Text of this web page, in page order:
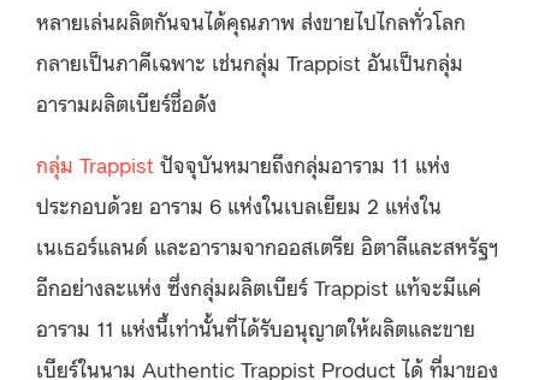
หลายเล่นผลิตกันจนได้คุณภาพ ส่งขายไปไกลทั่วโลก
กลายเป็นภาคีเฉพาะ เช่นกลุ่ม Trappist อันเป็นกลุ่ม
อารามผลิตเบียร์ชื่อดัง
กลุ่ม Trappist ปัจจุบันหมายถึงกลุ่มอาราม 11 แห่ง
ประกอบด้วย อาราม 6 แห่งในเบลเยียม 2 แห่งใน
เนเธอร์แลนด์ และอารามจากออสเตรีย อิตาลีและสหรัฐฯ
อีกอย่างละแห่ง ซึ่งกลุ่มผลิตเบียร์ Trappist แท้จะมีแค่
อาราม 11 แห่งนี้เท่านั้นที่ได้รับอนุญาตให้ผลิตและขาย
เบียร์ในนาม Authentic Trappist Product ได้ ที่มาของ